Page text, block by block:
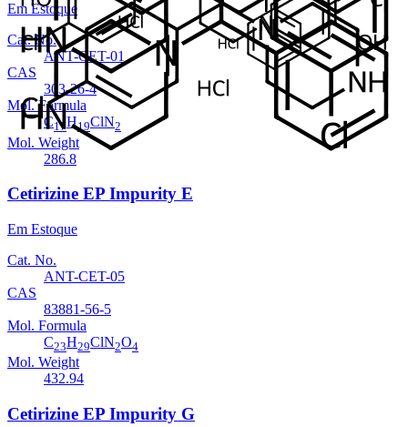
Em Estoque
Cat. No.
ANT-CET-01
CAS
303-26-4
Mol. Formula
C17H19ClN2
Mol. Weight
286.8
Cetirizine EP Impurity E
Em Estoque
Cat. No.
ANT-CET-05
CAS
83881-56-5
Mol. Formula
C23H29ClN2O4
Mol. Weight
432.94
Cetirizine EP Impurity G